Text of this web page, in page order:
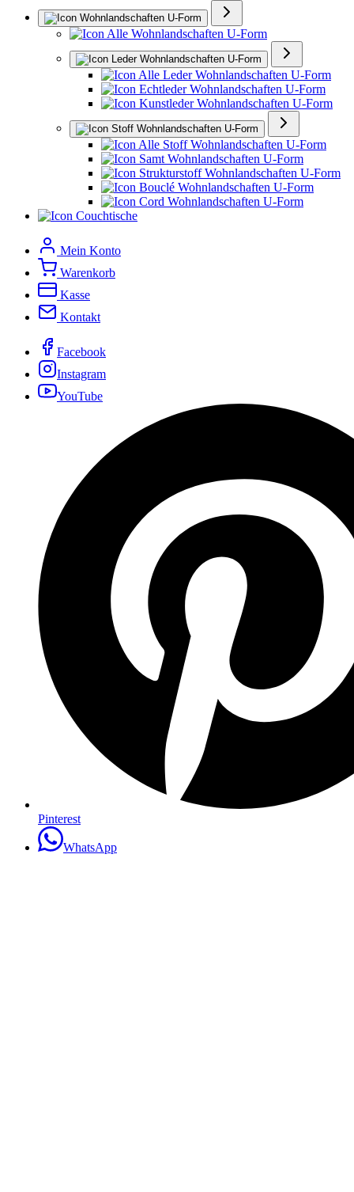
Wohnlandschaften U-Form
Alle Wohnlandschaften U-Form
Leder Wohnlandschaften U-Form
Alle Leder Wohnlandschaften U-Form
Echtleder Wohnlandschaften U-Form
Kunstleder Wohnlandschaften U-Form
Stoff Wohnlandschaften U-Form
Alle Stoff Wohnlandschaften U-Form
Samt Wohnlandschaften U-Form
Strukturstoff Wohnlandschaften U-Form
Bouclé Wohnlandschaften U-Form
Cord Wohnlandschaften U-Form
Couchtische
Mein Konto
Warenkorb
Kasse
Kontakt
Facebook
Instagram
YouTube
Pinterest
WhatsApp